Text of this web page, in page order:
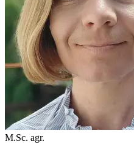
M.Sc. agr.